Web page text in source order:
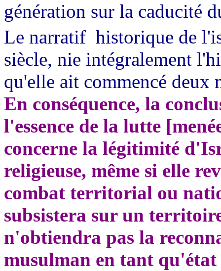
génération sur la caducité
Le narratif historique de
siècle, nie intégralement
qu'elle ait commencé deux
En conséquence, la
l'essence de la lutte
concerne la légitimité
religieuse, même si elle
combat territorial ou
subsistera sur un
n'obtiendra pas la
musulman en tant